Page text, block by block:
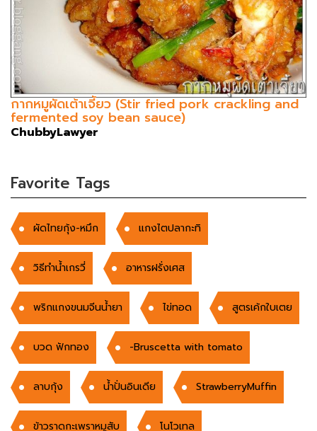
กากหมูผัดเต้าเจี้ยว (Stir fried pork crackling and
fermented soy bean sauce)
ChubbyLawyer
Favorite Tags
ผัดไทยกุ้ง-หมึก แกงไตปลากะทิ
วิธีทำน้ำเกรวี่ อาหารฝรั่งเศส
พริกแกงขนมจีนน้ำยา ไข่ทอด สูตรเค้กใบเตย
บวด ฟักทอง -Bruscetta with tomato
ลาบกุ้ง น้ำปั่นอินเดีย StrawberryMuffin
ข้าวราดกะเพราหมูสับ โนโวเทล